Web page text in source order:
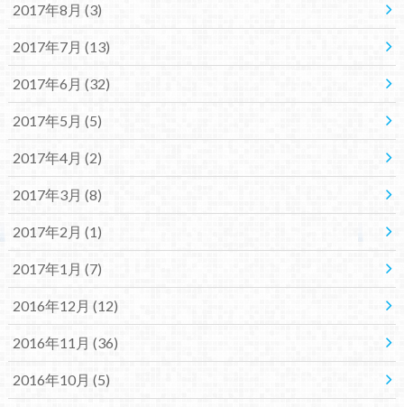
2017年8月 (3)
2017年7月 (13)
2017年6月 (32)
2017年5月 (5)
2017年4月 (2)
2017年3月 (8)
2017年2月 (1)
2017年1月 (7)
2016年12月 (12)
2016年11月 (36)
2016年10月 (5)